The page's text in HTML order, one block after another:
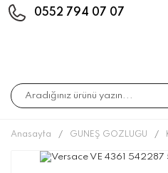
0552 794 07 07
Anasayfa GÜNEŞ GÖZLÜĞÜ